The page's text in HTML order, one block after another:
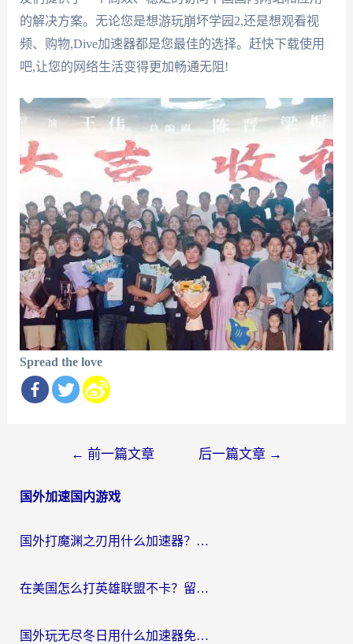
的解决方案。无论您是想游玩崩坏学园2,还是想观看视
频、购物,Dive加速器都是您最佳的选择。赶快下载使用
吧,让您的网络生活变得更加畅通无阻!
Spread the love
导
← 前一篇文章 后一篇文章 →
国外加速国内游戏
国外打魔渊之刃用什么加速器？2026海外玩家国服游戏加速全攻略（附闪耀暖暖&复苏的魔女避坑指南）
在美国怎么打英雄联盟不卡？留学生亲测的国服游戏加速全攻略
国外玩无尽冬日用什么加速器免费？海外党国服游戏加速避坑指南